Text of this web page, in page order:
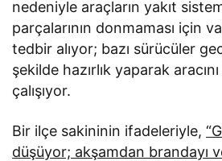
nedeniyle araçların yakıt
parçalarının donmaması için
tedbir alıyor; bazı sürücüler
şekilde hazırlık yaparak
çalışıyor.
Bir ilçe sakininin ifadeleriyle,
düşüyor; akşamdan brandayı